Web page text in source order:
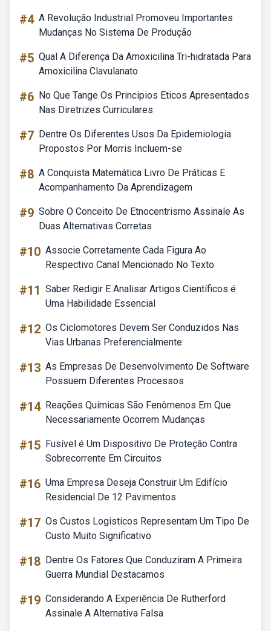
#4 A Revolução Industrial Promoveu Importantes
Mudanças No Sistema De Produção
#5 Qual A Diferença Da Amoxicilina Tri-hidratada Para
Amoxicilina Clavulanato
#6 No Que Tange Os Principios Eticos Apresentados
Nas Diretrizes Curriculares
#7 Dentre Os Diferentes Usos Da Epidemiologia
Propostos Por Morris Incluem-se
#8 A Conquista Matemática Livro De Práticas E
Acompanhamento Da Aprendizagem
#9 Sobre O Conceito De Etnocentrismo Assinale As
Duas Alternativas Corretas
#10 Associe Corretamente Cada Figura Ao
Respectivo Canal Mencionado No Texto
#11 Saber Redigir E Analisar Artigos Científicos é
Uma Habilidade Essencial
#12 Os Ciclomotores Devem Ser Conduzidos Nas
Vias Urbanas Preferencialmente
#13 As Empresas De Desenvolvimento De Software
Possuem Diferentes Processos
#14 Reações Químicas São Fenômenos Em Que
Necessariamente Ocorrem Mudanças
#15 Fusível é Um Dispositivo De Proteção Contra
Sobrecorrente Em Circuitos
#16 Uma Empresa Deseja Construir Um Edifício
Residencial De 12 Pavimentos
#17 Os Custos Logisticos Representam Um Tipo De
Custo Muito Significativo
#18 Dentre Os Fatores Que Conduziram A Primeira
Guerra Mundial Destacamos
#19 Considerando A Experiência De Rutherford
Assinale A Alternativa Falsa